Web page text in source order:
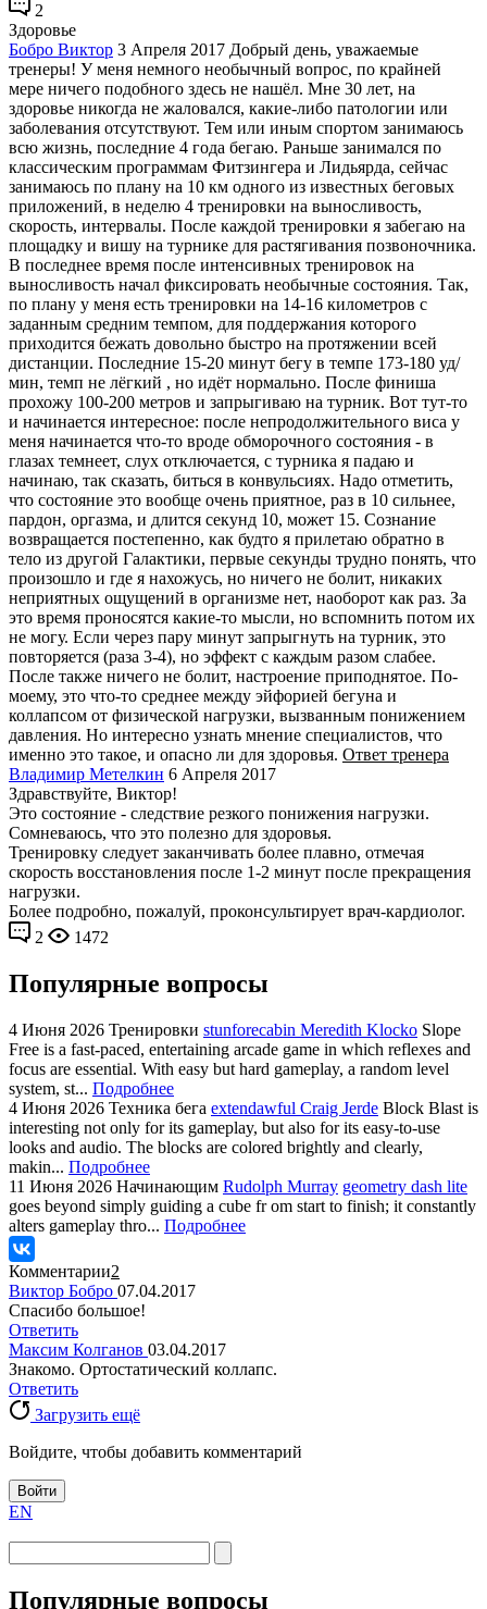
2
Здоровье
Бобро Виктор 3 Апреля 2017 Добрый день, уважаемые
тренеры! У меня немного необычный вопрос, по крайней
мере ничего подобного здесь не нашёл. Мне 30 лет, на
здоровье никогда не жаловался, какие-либо патологии или
заболевания отсутствуют. Тем или иным спортом занимаюсь
всю жизнь, последние 4 года бегаю. Раньше занимался по
классическим программам Фитзингера и Лидьярда, сейчас
занимаюсь по плану на 10 км одного из известных беговых
приложений, в неделю 4 тренировки на выносливость,
скорость, интервалы. После каждой тренировки я забегаю на
площадку и вишу на турнике для растягивания позвоночника.
В последнее время после интенсивных тренировок на
выносливость начал фиксировать необычные состояния. Так,
по плану у меня есть тренировки на 14-16 километров с
заданным средним темпом, для поддержания которого
приходится бежать довольно быстро на протяжении всей
дистанции. Последние 15-20 минут бегу в темпе 173-180 уд/
мин, темп не лёгкий , но идёт нормально. После финиша
прохожу 100-200 метров и запрыгиваю на турник. Вот тут-то
и начинается интересное: после непродолжительного виса у
меня начинается что-то вроде обморочного состояния - в
глазах темнеет, слух отключается, с турника я падаю и
начинаю, так сказать, биться в конвульсиях. Надо отметить,
что состояние это вообще очень приятное, раз в 10 сильнее,
пардон, оргазма, и длится секунд 10, может 15. Сознание
возвращается постепенно, как будто я прилетаю обратно в
тело из другой Галактики, первые секунды трудно понять, что
произошло и где я нахожусь, но ничего не болит, никаких
неприятных ощущений в организме нет, наоборот как раз. За
это время проносятся какие-то мысли, но вспомнить потом их
не могу. Если через пару минут запрыгнуть на турник, это
повторяется (раза 3-4), но эффект с каждым разом слабее.
После также ничего не болит, настроение приподнятое. По-
моему, это что-то среднее между эйфорией бегуна и
коллапсом от физической нагрузки, вызванным понижением
давления. Но интересно узнать мнение специалистов, что
именно это такое, и опасно ли для здоровья. Ответ тренера
Владимир Метелкин 6 Апреля 2017
Здравствуйте, Виктор!
Это состояние - следствие резкого понижения нагрузки.
Сомневаюсь, что это полезно для здоровья.
Тренировку следует заканчивать более плавно, отмечая
скорость восстановления после 1-2 минут после прекращения
нагрузки.
Более подробно, пожалуй, проконсультирует врач-кардиолог.
2
1472
Популярные вопросы
4 Июня 2026 Тренировки stunforecabin Meredith Klocko Slope
Free is a fast-paced, entertaining arcade game in which reflexes and
focus are essential. With easy but hard gameplay, a random level
system, st... Подробнее
4 Июня 2026 Техника бега extendawful Craig Jerde Block Blast is
interesting not only for its gameplay, but also for its easy-to-use
looks and audio. The blocks are colored brightly and clearly,
makin... Подробнее
11 Июня 2026 Начинающим Rudolph Murray geometry dash lite
goes beyond simply guiding a cube fr om start to finish; it constantly
alters gameplay thro... Подробнее
Комментарии2
Виктор Бобро 07.04.2017
Спасибо большое!
Ответить
Максим Колганов 03.04.2017
Знакомо. Ортостатический коллапс.
Ответить
Загрузить ещё
Войдите, чтобы добавить комментарий
Войти
EN
Популярные вопросы